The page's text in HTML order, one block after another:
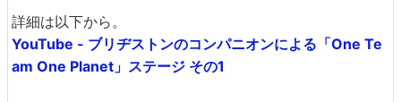
詳細は以下から。
YouTube - ブリヂストンのコンパニオンによる「One Te
am One Planet」ステージ その1